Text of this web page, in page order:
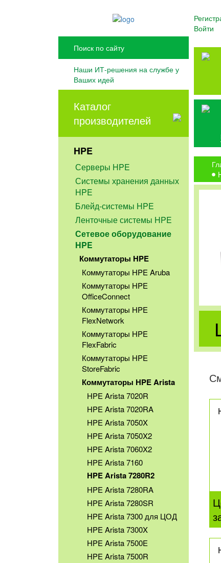
Наши ИТ-решения на службе у
Ваших идей
Каталог
производителей
HPE
Серверы HPE
Системы хранения данных
HPE
Блейд-системы HPE
Ленточные системы HPE
Сетевое оборудование
HPE
Коммутаторы HPE
Коммутаторы HPE Aruba
Коммутаторы HPE
OfficeConnect
Коммутаторы HPE
FlexNetwork
Коммутаторы HPE
FlexFabric
Коммутаторы HPE
StoreFabric
Коммутаторы HPE Arista
HPE Arista 7020R
HPE Arista 7020RA
HPE Arista 7050X
HPE Arista 7050X2
HPE Arista 7060X2
HPE Arista 7160
HPE Arista 7280R2
HPE Arista 7280RA
HPE Arista 7280SR
HPE Arista 7300 для ЦОД
HPE Arista 7300X
HPE Arista 7500E
HPE Arista 7500R
Войти